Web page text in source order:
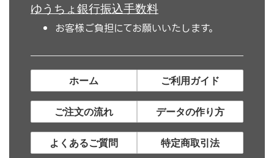
ゆうちょ銀行振込手数料
お客様ご負担にてお願いいたします。
ホーム ご利用ガイド
ご注文の流れ データの作り方
よくあるご質問 特定商取引法